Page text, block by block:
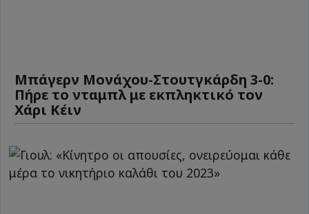
Μπάγερν Μονάχου-Στουτγκάρδη 3-0:
Πήρε το νταμπλ με εκπληκτικό τον
Χάρι Κέιν